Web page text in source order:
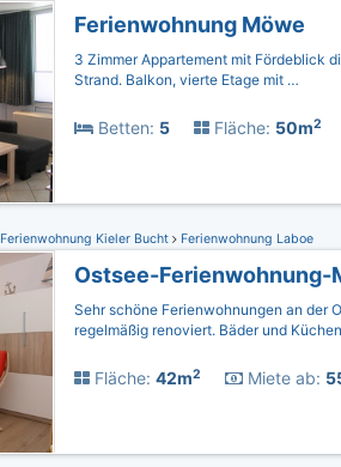
Ferienwohnung Möwe
3 Zimmer Appartement mit Fördeblick
Strand. Balkon, vierte Etage mit …
Betten: 5 Fläche: 50m2
Ferienwohnung Kieler Bucht Ferienwohnung Laboe
Ostsee-Ferienwohnung-
Sehr schöne Ferienwohnungen an der
regelmäßig renoviert. Bäder und
Fläche: 42m2 Miete ab: